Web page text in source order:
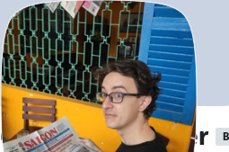
Christoph Gassner